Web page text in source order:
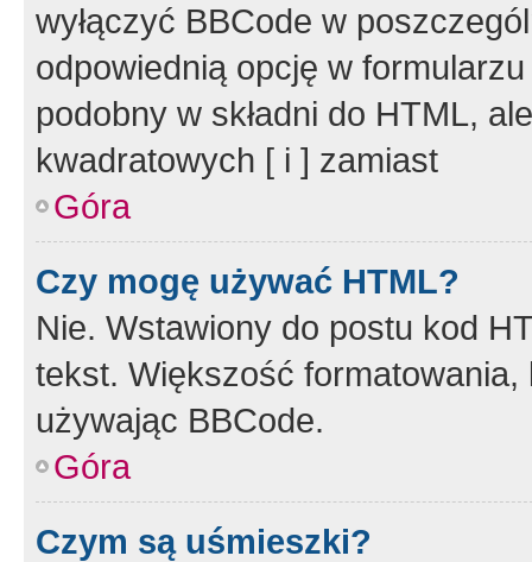
wyłączyć BBCode w
odpowiednią opcję w
podobny w składni do HTML,
kwadratowych [ i ] zamiast
Góra
Czy mogę używać HTML?
Nie. Wstawiony do postu kod
tekst. Większość
używając BBCode.
Góra
Czym są uśmieszki?